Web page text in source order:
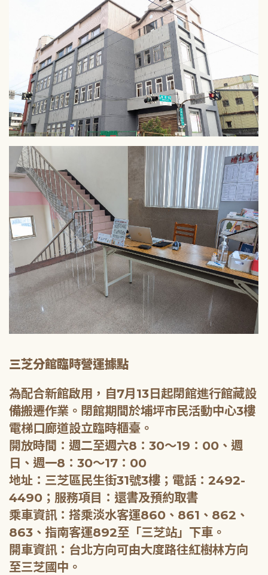
三芝分館臨時營運據點
為配合新館啟用，自7月13日起閉館進行館藏設
備搬遷作業。閉館期間於埔坪市民活動中心3樓
電梯口廊道設立臨時櫃臺。
開放時間：週二至週六8：30～19：00、週
日、週一8：30～17：00
地址：三芝區民生街31號3樓；電話：2492-
4490；服務項目：還書及預約取書
乘車資訊：搭乘淡水客運860、861、862、
863、指南客運892至「三芝站」下車。
開車資訊：台北方向可由大度路往紅樹林方向
至三芝國中。